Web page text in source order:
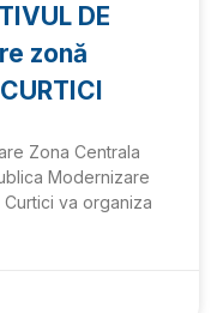
DE
zonă
Zona Centrala
Modernizare
Curtici va organiza